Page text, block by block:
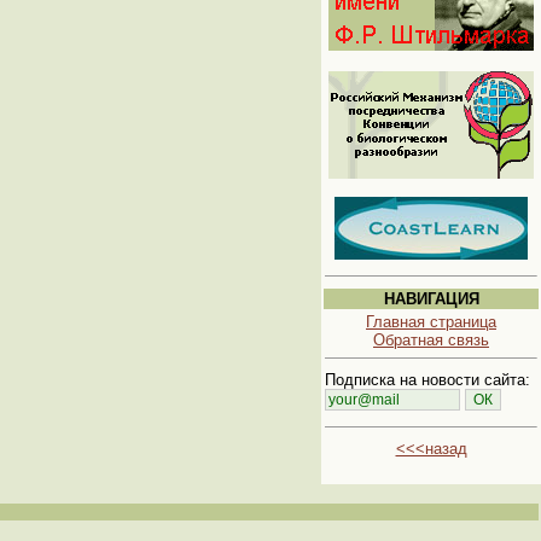
НАВИГАЦИЯ
Главная страница
Обратная связь
Подписка на новости сайта:
<<<назад